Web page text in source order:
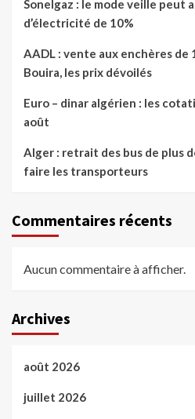
Sonelgaz : le mode veille peut
d’électricité de 10%
AADL : vente aux enchères de
Bouira, les prix dévoilés
Euro – dinar algérien : les
août
Alger : retrait des bus de plus
faire les transporteurs
Commentaires récents
Aucun commentaire à afficher.
Archives
août 2026
juillet 2026